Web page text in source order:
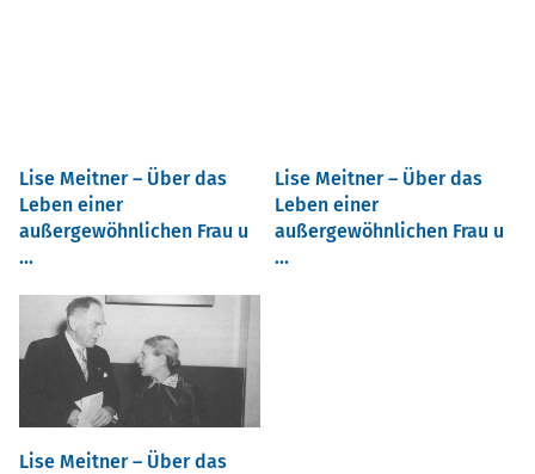
Lise Meitner – Über das
Leben einer
außergewöhnlichen Frau u
...
Lise Meitner – Über das
Leben einer
außergewöhnlichen Frau u
...
Lise Meitner – Über das